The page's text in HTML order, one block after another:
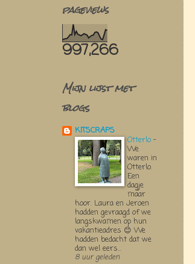
pageviews
997,266
Mijn lijst met
blogs
KITSCRAPS
Otterlo -
We
waren in
Otterlo.
Een
dagje
maar
hoor. Laura en Jeroen
hadden gevraagd of we
langskwamen op hun
vakantieadres 😊 We
hadden bedacht dat we
dan wel eers...
8 uur geleden